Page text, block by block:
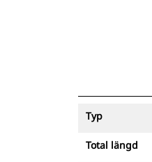
Typ
Total längd